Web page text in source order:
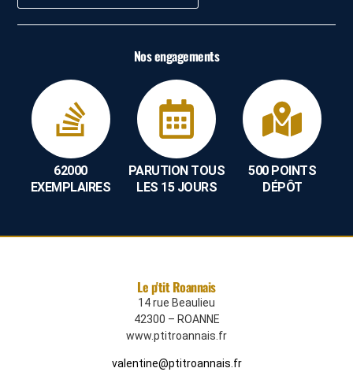
Nos engagements
62000
EXEMPLAIRES
PARUTION TOUS
LES 15 JOURS
500 POINTS
DÉPÔT
Le p'tit Roannais
14 rue Beaulieu
42300 – ROANNE
www.ptitroannais.fr
valentine@ptitroannais.fr